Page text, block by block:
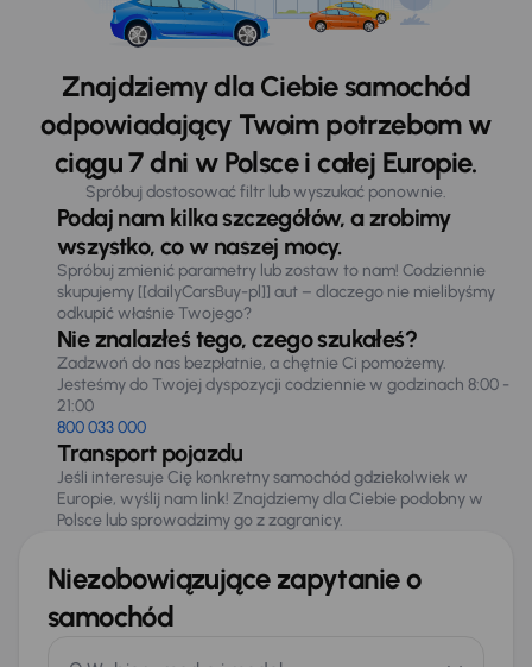
Znajdziemy dla Ciebie samochód
odpowiadający Twoim potrzebom w
ciągu 7 dni w Polsce i całej Europie.
Spróbuj dostosować filtr lub wyszukać ponownie.
Podaj nam kilka szczegółów, a zrobimy
wszystko, co w naszej mocy.
Spróbuj zmienić parametry lub zostaw to nam! Codziennie
skupujemy [[dailyCarsBuy-pl]] aut – dlaczego nie mielibyśmy
odkupić właśnie Twojego?
Nie znalazłeś tego, czego szukałeś?
Zadzwoń do nas bezpłatnie, a chętnie Ci pomożemy.
Jesteśmy do Twojej dyspozycji codziennie w godzinach 8:00 -
21:00
800 033 000
Transport pojazdu
Jeśli interesuje Cię konkretny samochód gdziekolwiek w
Europie, wyślij nam link! Znajdziemy dla Ciebie podobny w
Polsce lub sprowadzimy go z zagranicy.
Niezobowiązujące zapytanie o
samochód